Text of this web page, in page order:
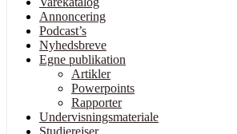
Annoncering
Podcast’s
Nyhedsbreve
Egne publikation
Artikler
Powerpoints
Rapporter
Undervisningsmateriale
Studierejser